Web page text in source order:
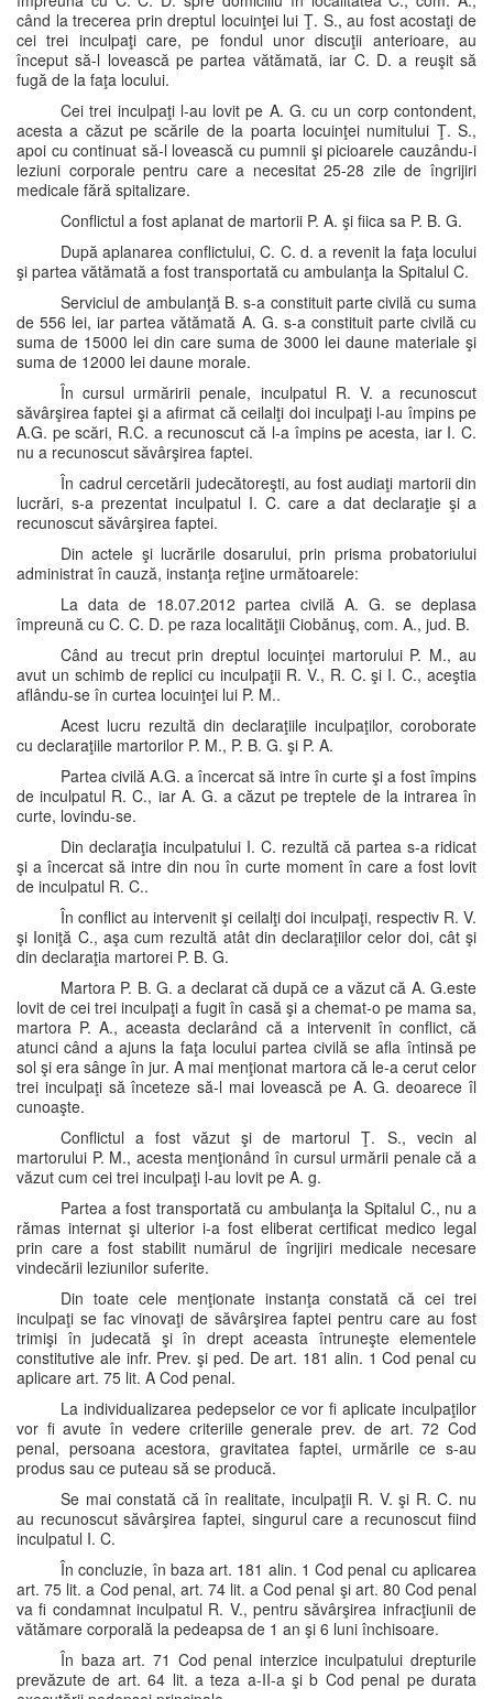
când la trecerea prin dreptul locuinţei lui Ţ. S., au fost acostaţi de
cei trei inculpaţi care, pe fondul unor discuţii anterioare, au
început să-l lovească pe partea vătămată, iar C. D. a reuşit să
fugă de la faţa locului.
Cei trei inculpaţi l-au lovit pe A. G. cu un corp contondent,
acesta a căzut pe scările de la poarta locuinţei numitului Ţ. S.,
apoi cu continuat să-l lovească cu pumnii şi picioarele cauzându-i
leziuni corporale pentru care a necesitat 25-28 zile de îngrijiri
medicale fără spitalizare.
Conflictul a fost aplanat de martorii P. A. şi fiica sa P. B. G.
După aplanarea conflictului, C. C. d. a revenit la faţa locului
şi partea vătămată a fost transportată cu ambulanţa la Spitalul C.
Serviciul de ambulanţă B. s-a constituit parte civilă cu suma
de 556 lei, iar partea vătămată A. G. s-a constituit parte civilă cu
suma de 15000 lei din care suma de 3000 lei daune materiale şi
suma de 12000 lei daune morale.
În cursul urmăririi penale, inculpatul R. V. a recunoscut
săvârşirea faptei şi a afirmat că ceilalţi doi inculpaţi l-au împins pe
A.G. pe scări, R.C. a recunoscut că l-a împins pe acesta, iar I. C.
nu a recunoscut săvârşirea faptei.
În cadrul cercetării judecătoreşti, au fost audiaţi martorii din
lucrări, s-a prezentat inculpatul I. C. care a dat declaraţie şi a
recunoscut săvârşirea faptei.
Din actele şi lucrările dosarului, prin prisma probatoriului
administrat în cauză, instanţa reţine următoarele:
La data de 18.07.2012 partea civilă A. G. se deplasa
împreună cu C. C. D. pe raza localităţii Ciobănuş, com. A., jud. B.
Când au trecut prin dreptul locuinţei martorului P. M., au
avut un schimb de replici cu inculpaţii R. V., R. C. şi I. C., aceştia
aflându-se în curtea locuinţei lui P. M..
Acest lucru rezultă din declaraţiile inculpaţilor, coroborate
cu declaraţiile martorilor P. M., P. B. G. şi P. A.
Partea civilă A.G. a încercat să intre în curte şi a fost împins
de inculpatul R. C., iar A. G. a căzut pe treptele de la intrarea în
curte, lovindu-se.
Din declaraţia inculpatului I. C. rezultă că partea s-a ridicat
şi a încercat să intre din nou în curte moment în care a fost lovit
de inculpatul R. C..
În conflict au intervenit şi ceilalţi doi inculpaţi, respectiv R. V.
şi Ioniţă C., aşa cum rezultă atât din declaraţiilor celor doi, cât şi
din declaraţia martorei P. B. G.
Martora P. B. G. a declarat că după ce a văzut că A. G.este
lovit de cei trei inculpaţi a fugit în casă şi a chemat-o pe mama sa,
martora P. A., aceasta declarând că a intervenit în conflict, că
atunci când a ajuns la faţa locului partea civilă se afla întinsă pe
sol şi era sânge în jur. A mai menţionat martora că le-a cerut celor
trei inculpaţi să înceteze să-l mai lovească pe A. G. deoarece îl
cunoaşte.
Conflictul a fost văzut şi de martorul Ţ. S., vecin al
martorului P. M., acesta menţionând în cursul urmării penale că a
văzut cum cei trei inculpaţi l-au lovit pe A. g.
Partea a fost transportată cu ambulanţa la Spitalul C., nu a
rămas internat şi ulterior i-a fost eliberat certificat medico legal
prin care a fost stabilit numărul de îngrijiri medicale necesare
vindecării leziunilor suferite.
Din toate cele menţionate instanţa constată că cei trei
inculpaţi se fac vinovaţi de săvârşirea faptei pentru care au fost
trimişi în judecată şi în drept aceasta întruneşte elementele
constitutive ale infr. Prev. şi ped. De art. 181 alin. 1 Cod penal cu
aplicare art. 75 lit. A Cod penal.
La individualizarea pedepselor ce vor fi aplicate inculpaţilor
vor fi avute în vedere criteriile generale prev. de art. 72 Cod
penal, persoana acestora, gravitatea faptei, urmările ce s-au
produs sau ce puteau să se producă.
Se mai constată că în realitate, inculpaţii R. V. şi R. C. nu
au recunoscut săvârşirea faptei, singurul care a recunoscut fiind
inculpatul I. C.
În concluzie, în baza art. 181 alin. 1 Cod penal cu aplicarea
art. 75 lit. a Cod penal, art. 74 lit. a Cod penal şi art. 80 Cod penal
va fi condamnat inculpatul R. V., pentru săvârşirea infracţiunii de
vătămare corporală la pedeapsa de 1 an şi 6 luni închisoare.
În baza art. 71 Cod penal interzice inculpatului drepturile
prevăzute de art. 64 lit. a teza a-II-a şi b Cod penal pe durata